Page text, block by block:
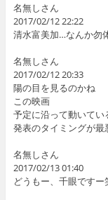
名無しさん
2017/02/12 22:22
清水富美加…なんか勿
名無しさん
2017/02/12 20:33
陽の目を見るのかね
この映画
予定に沿って動いてい
発表のタイミングが最
名無しさん
2017/02/13 01:40
どうもー、千眼ですー